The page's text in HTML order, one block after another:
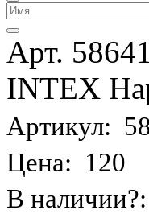
Арт.
INTEX
Артикул:
Цена: 120
В